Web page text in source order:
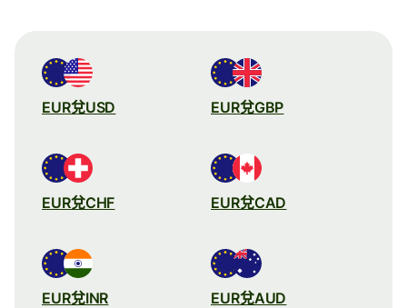
EUR兌USD EUR兌GBP
EUR兌CHF EUR兌CAD
EUR兌INR EUR兌AUD